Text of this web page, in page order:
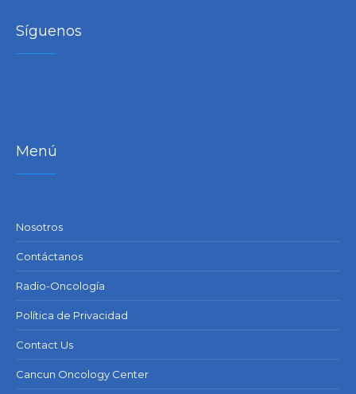
Síguenos
Menú
Nosotros
Contáctanos
Radio-Oncología
Política de Privacidad
Contact Us
Cancun Oncology Center